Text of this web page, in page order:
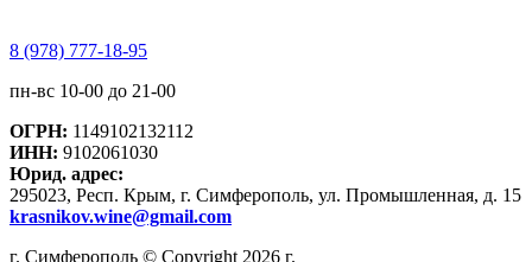
8 (978) 777-18-95
пн-вс 10-00 до 21-00
ОГРН: 1149102132112
ИНН: 9102061030
Юрид. адрес:
295023, Респ. Крым, г. Симферополь, ул. Промышленная, д. 15
krasnikov.wine@gmail.com
г. Симферополь © Copyright 2026 г.